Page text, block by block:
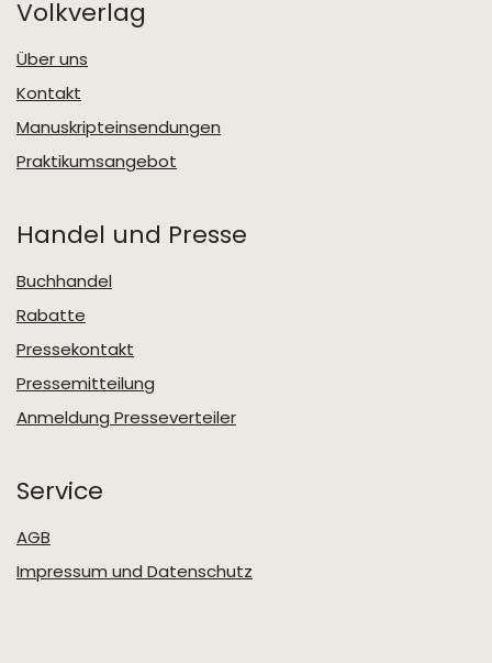
Volkverlag
Über uns
Kontakt
Manuskripteinsendungen
Praktikumsangebot
Handel und Presse
Buchhandel
Rabatte
Pressekontakt
Pressemitteilung
Anmeldung Presseverteiler
Service
AGB
Impressum und Datenschutz